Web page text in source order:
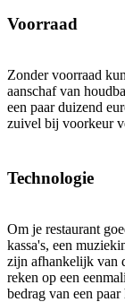
Voorraad
Zonder voorraad
aanschaf van
een paar duizend
zuivel bij voorkeur
Technologie
Om je restaurant
kassa's, een
zijn afhankelijk van
reken op een
bedrag van een